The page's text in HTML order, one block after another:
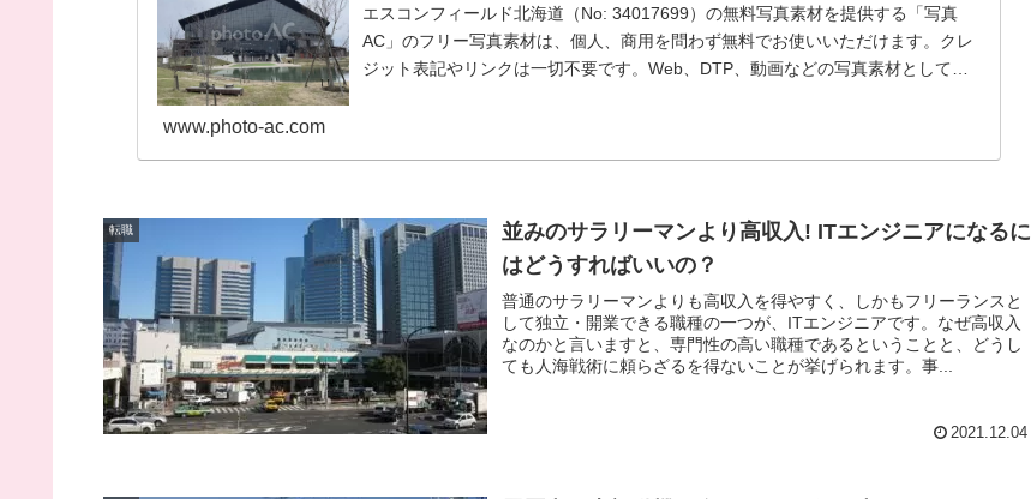
エスコンフィールド北海道（No: 34017699）の無料写真素材を提供する「写真
AC」のフリー写真素材は、個人、商用を問わず無料でお使いいただけます。クレ
ジット表記やリンクは一切不要です。Web、DTP、動画などの写真素材としてお
www.photo-ac.com
転職
並みのサラリーマンより高収入! ITエンジニアになるに
はどうすればいいの？
普通のサラリーマンよりも高収入を得やすく、しかもフリーランスと
して独立・開業できる職種の一つが、ITエンジニアです。なぜ高収入
なのかと言いますと、専門性の高い職種であるということと、どうし
ても人海戦術に頼らざるを得ないことが挙げられます。事...
2021.12.04